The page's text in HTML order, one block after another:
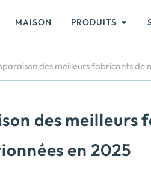
MAISON PRODUITS
des meilleurs fabricants de
des meilleurs
en 2025